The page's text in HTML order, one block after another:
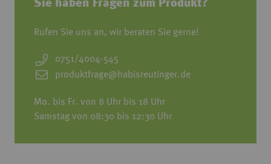
Sie haben Fragen zum Produkt?
Rufen Sie uns an, wir beraten Sie gerne!
0751/4004-545
produktfrage@habisreutinger.de
Mo. bis Fr. von 8 Uhr bis 18 Uhr
Samstag von 08:30 bis 12:30 Uhr